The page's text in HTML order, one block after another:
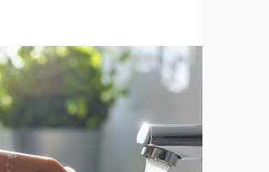
UTILIZZO CONSAPEVOLE
DEGLI ANTIBIOTICI
VACCINAZIONI
NORME DI ISOLAMENTO